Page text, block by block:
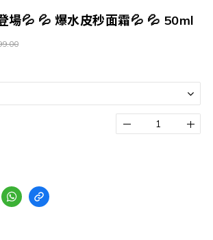
場💦 💦 爆水皮秒面霜💦 💦 50ml